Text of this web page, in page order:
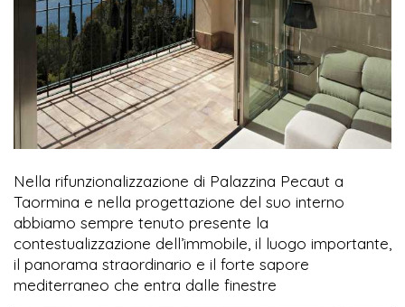
Nella rifunzionalizzazione di Palazzina Pecaut a
Taormina e nella progettazione del suo interno
abbiamo sempre tenuto presente la
contestualizzazione dell’immobile, il luogo importante,
il panorama straordinario e il forte sapore
mediterraneo che entra dalle finestre